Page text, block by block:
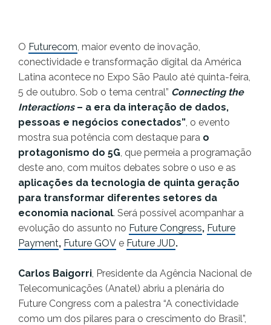
O Futurecom , maior evento de inovação,
conectividade e transformação digital da América
Latina acontece no Expo São Paulo até quinta-feira,
5 de outubro. Sob o tema central” Connecting the
Interactions– a era da interação de dados,
pessoas e negócios conectados” , o evento
mostra sua potência com destaque para o
protagonismo do 5G , que permeia a programação
deste ano, com muitos debates sobre o uso e as
aplicações da tecnologia de quinta geração
para transformar diferentes setores da
economia nacional. Será possível acompanhar a
evolução do assunto no Future Congress, Future
Payment, Future GOV e Future JUD.
Carlos Baigorri , Presidente da Agência Nacional de
Telecomunicações (Anatel) abriu a plenária do
Future Congress com a palestra “A conectividade
como um dos pilares para o crescimento do Brasil”,